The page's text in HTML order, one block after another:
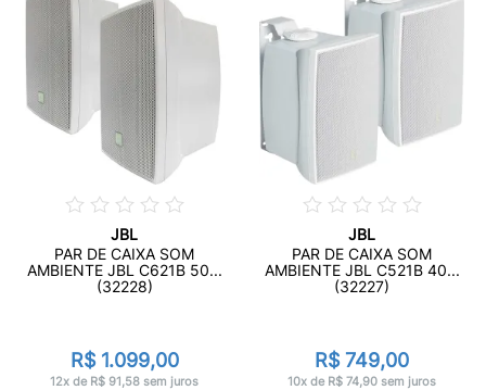
JBL
PAR DE CAIXA SOM
AMBIENTE JBL C621B 50...
(32228)
R$ 1.099,00
12x de R$ 91,58 sem juros
JBL
PAR DE CAIXA SOM
AMBIENTE JBL C521B 40...
(32227)
R$ 749,00
10x de R$ 74,90 sem juros